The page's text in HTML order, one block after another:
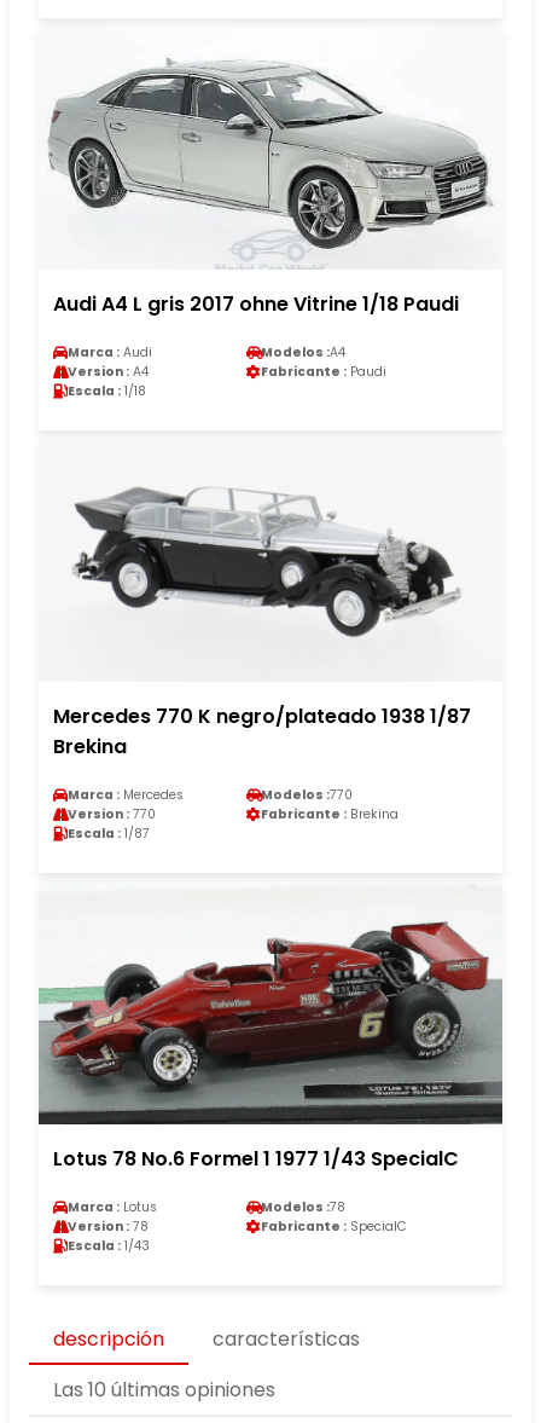
Audi A4 L gris 2017 ohne Vitrine 1/18 Paudi
Marca : Audi Modelos :A4
Version : A4 Fabricante : Paudi
Escala : 1/18
Mercedes 770 K negro/plateado 1938 1/87
Brekina
Marca : Mercedes Modelos :770
Version : 770 Fabricante : Brekina
Escala : 1/87
Lotus 78 No.6 Formel 1 1977 1/43 SpecialC
Marca : Lotus Modelos :78
Version : 78 Fabricante : SpecialC
Escala : 1/43
descripción
características
Las 10 últimas opiniones